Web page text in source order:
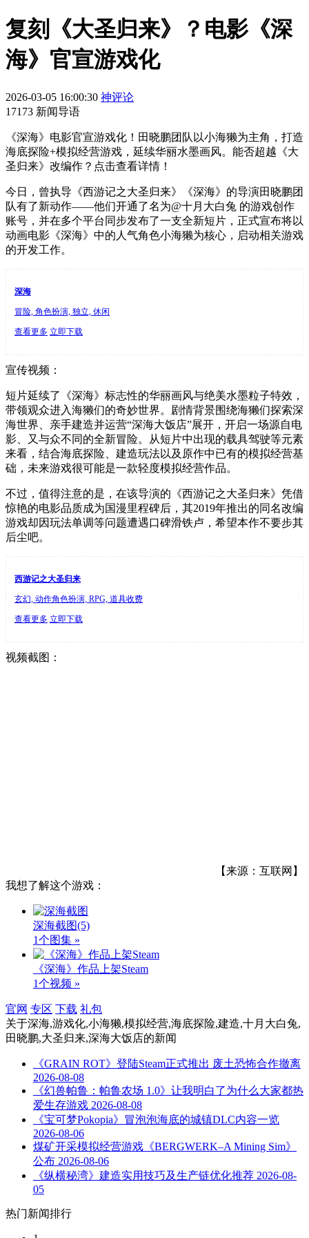
复刻《大圣归来》？电影《深
海》官宣游戏化
2026-03-05 16:00:30 神评论
17173 新闻导语
《深海》电影官宣游戏化！田晓鹏团队以小海獭为主角，打造
海底探险+模拟经营游戏，延续华丽水墨画风。能否超越《大
圣归来》改编作？点击查看详情！
今日，曾执导《西游记之大圣归来》《深海》的导演田晓鹏团
队有了新动作——他们开通了名为@十月大白兔 的游戏创作
账号，并在多个平台同步发布了一支全新短片，正式宣布将以
动画电影《深海》中的人气角色小海獭为核心，启动相关游戏
的开发工作。
深海
冒险, 角色扮演, 独立, 休闲
查看更多 立即下载
宣传视频：
短片延续了《深海》标志性的华丽画风与绝美水墨粒子特效，
带领观众进入海獭们的奇妙世界。剧情背景围绕海獭们探索深
海世界、亲手建造并运营“深海大饭店”展开，开启一场源自电
影、又与众不同的全新冒险。从短片中出现的载具驾驶等元素
来看，结合海底探险、建造玩法以及原作中已有的模拟经营基
础，未来游戏很可能是一款轻度模拟经营作品。
不过，值得注意的是，在该导演的《西游记之大圣归来》凭借
惊艳的电影品质成为国漫里程碑后，其2019年推出的同名改编
游戏却因玩法单调等问题遭遇口碑滑铁卢，希望本作不要步其
后尘吧。
西游记之大圣归来
玄幻, 动作角色扮演, RPG, 道具收费
查看更多 立即下载
视频截图：
【来源：互联网】
我想了解这个游戏：
深海截图(5)
1个图集 »
《深海》作品上架Steam
1个视频 »
官网 专区 下载 礼包
关于深海,游戏化,小海獭,模拟经营,海底探险,建造,十月大白兔,
田晓鹏,大圣归来,深海大饭店的新闻
《GRAIN ROT》登陆Steam正式推出 废土恐怖合作撤离
2026-08-08
《幻兽帕鲁：帕鲁农场 1.0》让我明白了为什么大家都热
爱生存游戏 2026-08-08
《宝可梦Pokopia》冒泡泡海底的城镇DLC内容一览
2026-08-06
煤矿开采模拟经营游戏《BERGWERK–A Mining Sim》
公布 2026-08-06
《纵横秘湾》建造实用技巧及生产链优化推荐 2026-08-
05
热门新闻排行